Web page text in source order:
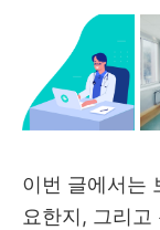
이번 글에서는
요한지, 그리